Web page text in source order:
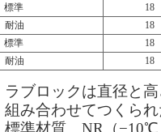
準
18
油
18
準
18
油
18
ラブロックは直径と
組み合わせてつくら
標準材質 NR（−10℃